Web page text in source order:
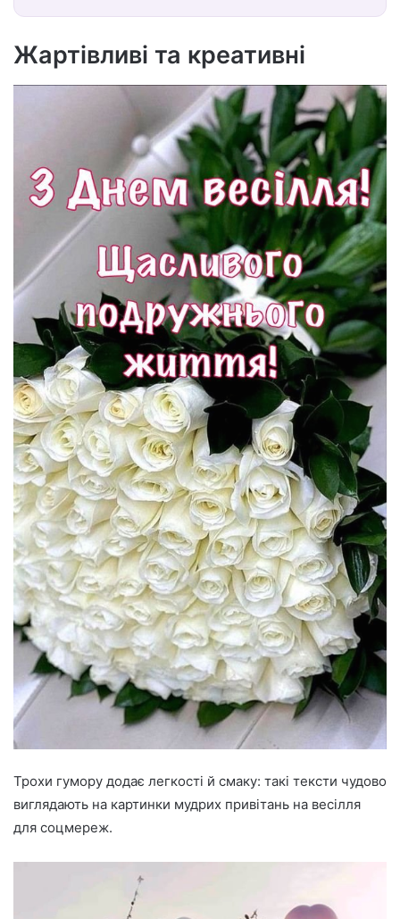
Жартівливі та креативні
Трохи гумору додає легкості й смаку: такі тексти чудово
виглядають на картинки мудрих привітань на весілля
для соцмереж.